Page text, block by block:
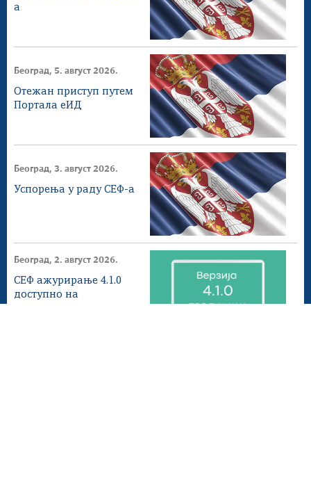
а
Београд, 5. август 2026.
Отежан приступ путем
Портала еИД
Београд, 3. август 2026.
Успорења у раду СЕФ-а
Београд, 2. август 2026.
СЕФ ажурирање 4.1.0
доступнo на